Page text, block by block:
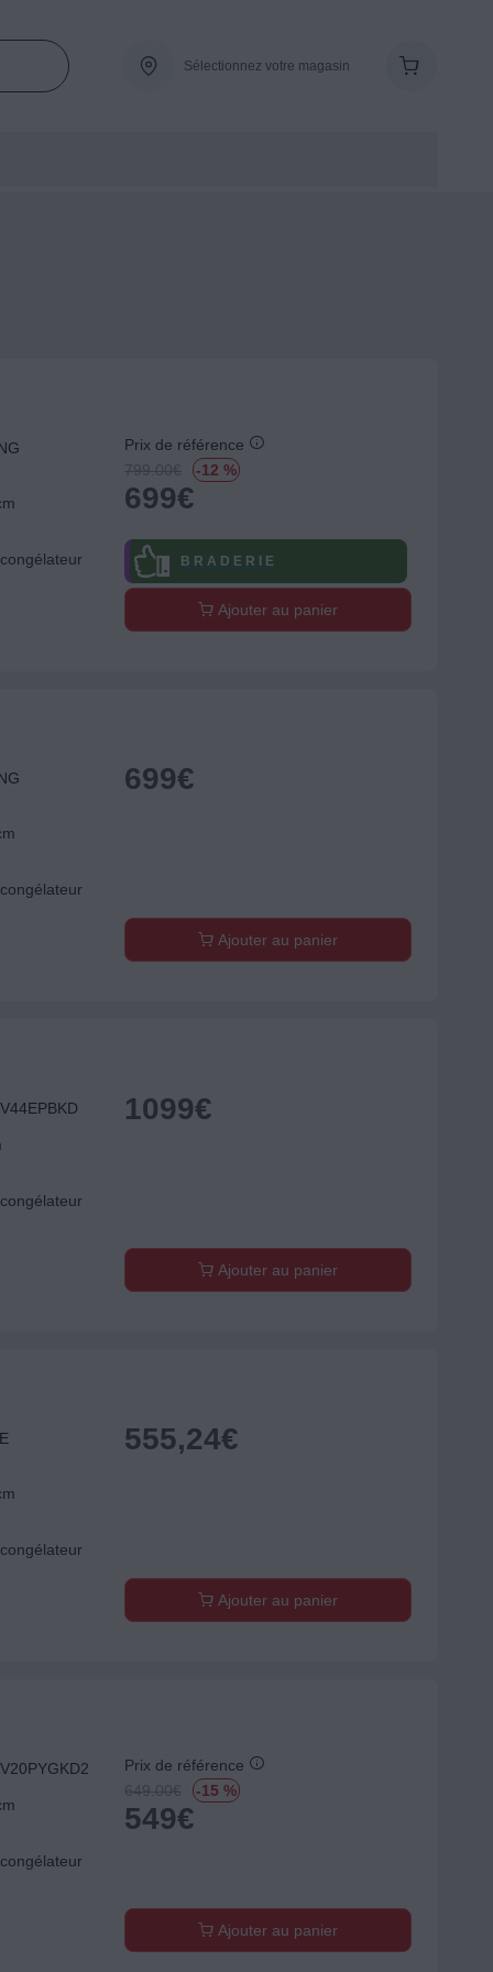
Sélectionnez votre magasin
Prix de référence
799.00€ -12 %
699€
B R A D E R I E
Ajouter au panier
699€
Ajouter au panier
1099€
Ajouter au panier
555,24€
Ajouter au panier
Prix de référence
649.00€ -15 %
549€
Ajouter au panier